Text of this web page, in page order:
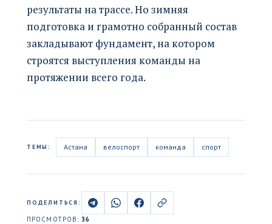
результаты на трассе. Но зимняя
подготовка и грамотно собранный состав
закладывают фундамент, на котором
строятся выступления команды на
протяжении всего года.
ТЕМЫ: Астана велоспорт команда спорт
ПОДЕЛИТЬСЯ:
ПРОСМОТРОВ: 36